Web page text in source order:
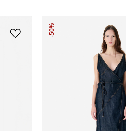
-50%